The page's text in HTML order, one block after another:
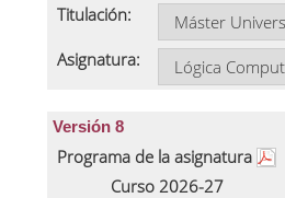
Titulación:
Asignatura:
Versión 8
Programa de la asignatura
Curso 2026-27